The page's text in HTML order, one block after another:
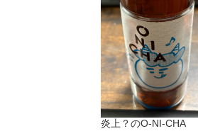
炎上？のO-NI-CHA